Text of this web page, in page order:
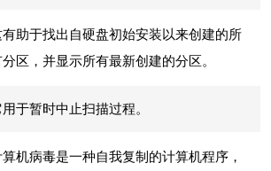
有助于找出自硬盘初始安装以来创建的所
区，并显示所有最新创建的分区。
于暂时中止扫描过程。
机病毒是一种自我复制的计算机程序，